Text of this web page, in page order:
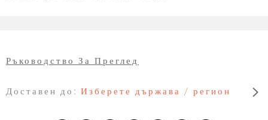
Доставен до: Изберете държава / регион
Ръководство За Преглед